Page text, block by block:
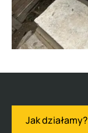
Jak działamy?